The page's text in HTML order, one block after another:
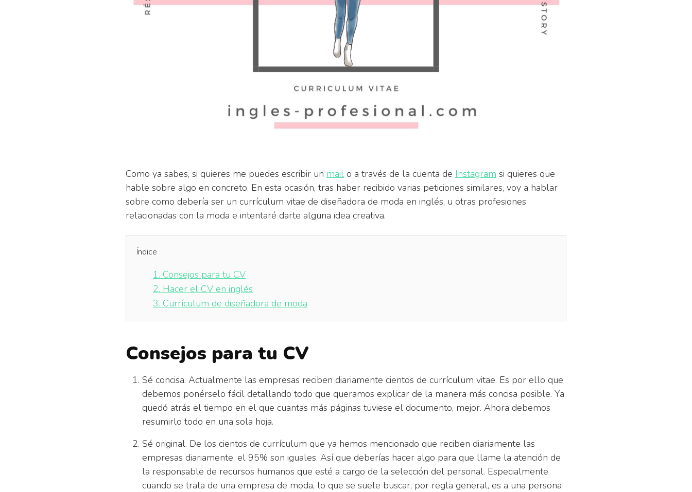
Como ya sabes, si quieres me puedes escribir un mail o a través de la cuenta de Instagram si quieres que
hable sobre algo en concreto. En esta ocasión, tras haber recibido varias peticiones similares, voy a hablar
sobre como debería ser un currículum vitae de diseñadora de moda en inglés, u otras profesiones
relacionadas con la moda e intentaré darte alguna idea creativa.
Índice
1. Consejos para tu CV
2. Hacer el CV en inglés
3. Currículum de diseñadora de moda
Consejos para tu CV
Sé concisa. Actualmente las empresas reciben diariamente cientos de currículum vitae. Es por ello que
debemos ponérselo fácil detallando todo que queramos explicar de la manera más concisa posible. Ya
quedó atrás el tiempo en el que cuantas más páginas tuviese el documento, mejor. Ahora debemos
resumirlo todo en una sola hoja.
Sé original. De los cientos de currículum que ya hemos mencionado que reciben diariamente las
empresas diariamente, el 95% son iguales. Así que deberías hacer algo para que llame la atención de
la responsable de recursos humanos que esté a cargo de la selección del personal. Especialmente
cuando se trata de una empresa de moda, lo que se suele buscar, por regla general, es a una persona